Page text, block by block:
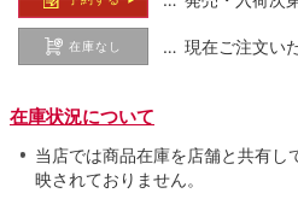
在庫なし … 現在ご注文い
在庫状況について
当店では商品在庫を店舗と共有し
映されておりません。